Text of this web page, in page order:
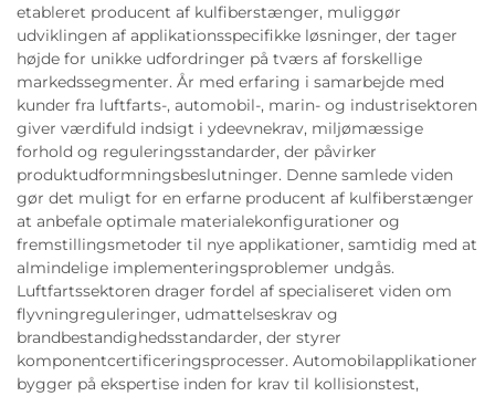
etableret producent af kulfiberstænger, muliggør
udviklingen af applikationsspecifikke løsninger, der tager
højde for unikke udfordringer på tværs af forskellige
markedssegmenter. År med erfaring i samarbejde med
kunder fra luftfarts-, automobil-, marin- og industrisektoren
giver værdifuld indsigt i ydeevnekrav, miljømæssige
forhold og reguleringsstandarder, der påvirker
produktudformningsbeslutninger. Denne samlede viden
gør det muligt for en erfarne producent af kulfiberstænger
at anbefale optimale materialekonfigurationer og
fremstillingsmetoder til nye applikationer, samtidig med at
almindelige implementeringsproblemer undgås.
Luftfartssektoren drager fordel af specialiseret viden om
flyvningreguleringer, udmattelseskrav og
brandbestandighedsstandarder, der styrer
komponentcertificeringsprocesser. Automobilapplikationer
bygger på ekspertise inden for krav til kollisionstest,